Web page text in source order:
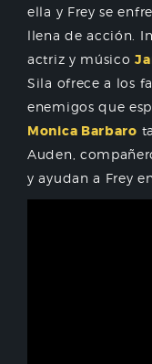
ella y Frey se
llena de acción.
actriz y músico
Sila ofrece a los
enemigos que
Monica Barbaro
Auden,
y ayudan a Frey